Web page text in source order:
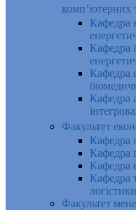
комп’ютерних
Кафедра
Кафедра
Кафедра
Кафедра
Факультет
Кафедра
Кафедра
Кафедра
Кафедра
логістики
Факультет